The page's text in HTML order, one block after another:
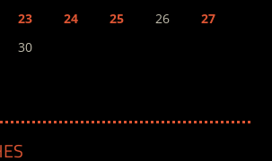
23 24 25 26
27
30